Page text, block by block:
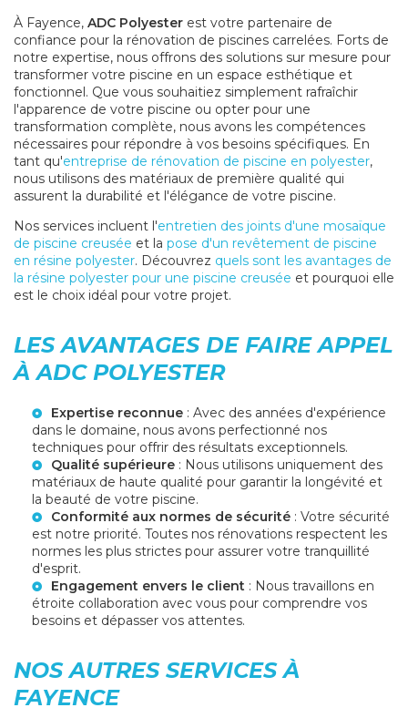
À Fayence, ADC Polyester est votre partenaire de
confiance pour la rénovation de piscines carrelées. Forts de
notre expertise, nous offrons des solutions sur mesure pour
transformer votre piscine en un espace esthétique et
fonctionnel. Que vous souhaitiez simplement rafraîchir
l'apparence de votre piscine ou opter pour une
transformation complète, nous avons les compétences
nécessaires pour répondre à vos besoins spécifiques. En
tant qu'entreprise de rénovation de piscine en polyester,
nous utilisons des matériaux de première qualité qui
assurent la durabilité et l'élégance de votre piscine.
Nos services incluent l'entretien des joints d'une mosaïque
de piscine creusée et la pose d'un revêtement de piscine
en résine polyester. Découvrez quels sont les avantages de
la résine polyester pour une piscine creusée et pourquoi elle
est le choix idéal pour votre projet.
LES AVANTAGES DE FAIRE APPEL
À ADC POLYESTER
Expertise reconnue : Avec des années d'expérience
dans le domaine, nous avons perfectionné nos
techniques pour offrir des résultats exceptionnels.
Qualité supérieure : Nous utilisons uniquement des
matériaux de haute qualité pour garantir la longévité et
la beauté de votre piscine.
Conformité aux normes de sécurité : Votre sécurité
est notre priorité. Toutes nos rénovations respectent les
normes les plus strictes pour assurer votre tranquillité
d'esprit.
Engagement envers le client : Nous travaillons en
étroite collaboration avec vous pour comprendre vos
besoins et dépasser vos attentes.
NOS AUTRES SERVICES À
FAYENCE